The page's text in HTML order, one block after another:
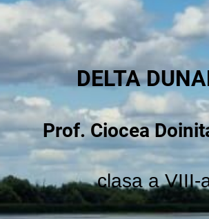
DELTA
Prof. Ciocea
clasa a VIII-